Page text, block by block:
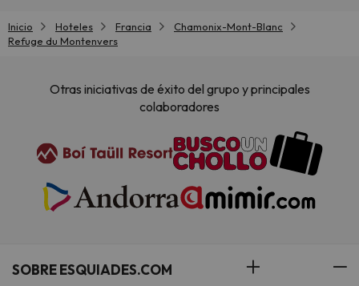
Inicio Hoteles Francia
Chamonix-Mont-Blanc
Refuge du Montenvers
Otras iniciativas de éxito del grupo y principales
colaboradores
SOBRE ESQUIADES.COM